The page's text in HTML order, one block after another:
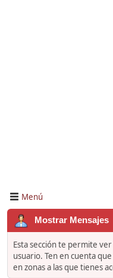
Menú
Mostrar Mensajes
Esta sección te permite
usuario. Ten en cuenta
en zonas a las que tienes